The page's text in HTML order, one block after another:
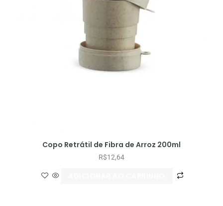
Copo Retrátil de Fibra de Arroz 200ml
R$12,64